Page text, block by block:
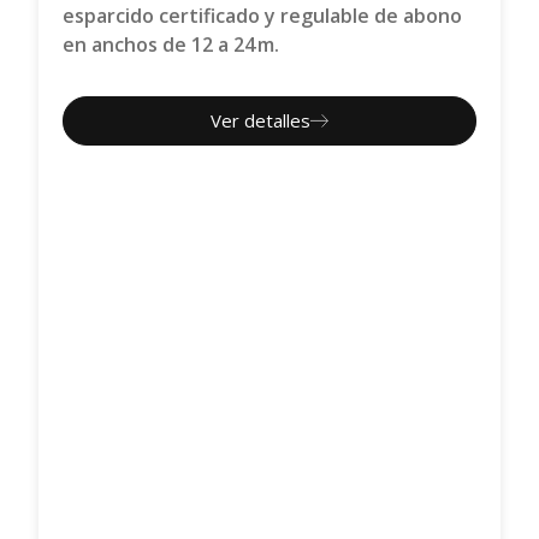
esparcido certificado y regulable de abono
en anchos de 12 a 24 m.
Ver detalles